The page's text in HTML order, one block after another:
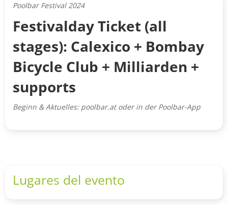
Poolbar Festival 2024
Festivalday Ticket (all
stages): Calexico + Bombay
Bicycle Club + Milliarden +
supports
Beginn & Aktuelles: poolbar.at oder in der Poolbar-App
Lugares del evento